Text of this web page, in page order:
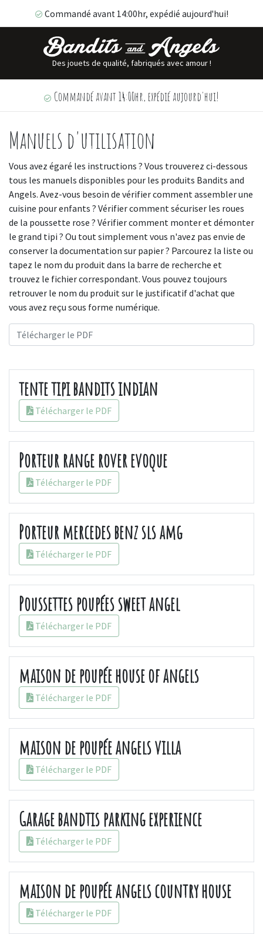
Commandé avant 14:00hr, expédié aujourd'hui!
Des jouets de qualité, fabriqués avec amour !
Commandé avant 14:00hr, expédié aujourd'hui!
Manuels d'utilisation
Vous avez égaré les instructions ? Vous trouverez ci-dessous
tous les manuels disponibles pour les produits Bandits and
Angels. Avez-vous besoin de vérifier comment assembler une
cuisine pour enfants ? Vérifier comment sécuriser les roues
de la poussette rose ? Vérifier comment monter et démonter
le grand tipi ? Ou tout simplement vous n'avez pas envie de
conserver la documentation sur papier ? Parcourez la liste ou
tapez le nom du produit dans la barre de recherche et
trouvez le fichier correspondant. Vous pouvez toujours
retrouver le nom du produit sur le justificatif d'achat que
vous avez reçu sous forme numérique.
tente tipi bandits indian
Télécharger le PDF
Porteur range rover evoque
Télécharger le PDF
Porteur mercedes benz sls amg
Télécharger le PDF
Poussettes poupées sweet angel
Télécharger le PDF
maison de poupée house of angels
Télécharger le PDF
maison de poupée angels villa
Télécharger le PDF
Garage bandtis parking experience
Télécharger le PDF
maison de poupée angels country house
Télécharger le PDF